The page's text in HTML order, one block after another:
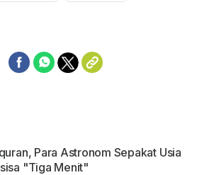
Para Astronom Sepakat Usia
"Tiga Menit"